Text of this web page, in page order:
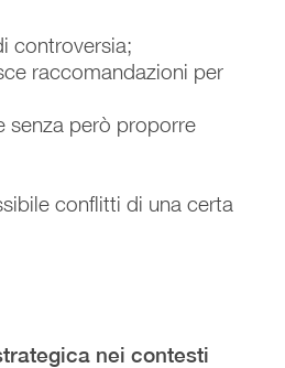
controversia;
raccomandazioni per
senza però proporre
conflitti di una certa
nei contesti